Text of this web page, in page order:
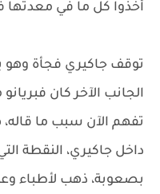
أخذوا كل ما في معدتها
توقف جاكيري فجأة وهو
الجانب الآخر كان
تفهم الآن سبب ما
داخل جاكيري، النقطة
بصعوبة، ذهب لأطباء